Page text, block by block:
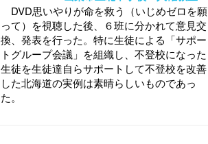
DVD思いやりが命を救う（いじめゼロを願
って）を視聴した後、６班に分かれて意見交
換、発表を行った。特に生徒による「サポー
トグループ会議」を組織し、不登校になった
生徒を生徒達自らサポートして不登校を改善
した北海道の実例は素晴らしいものであっ
た。